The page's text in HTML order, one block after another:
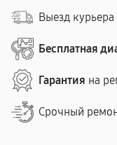
Выезд
Бесплатная
Гарантия на
Срочный